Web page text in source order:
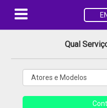
Qual